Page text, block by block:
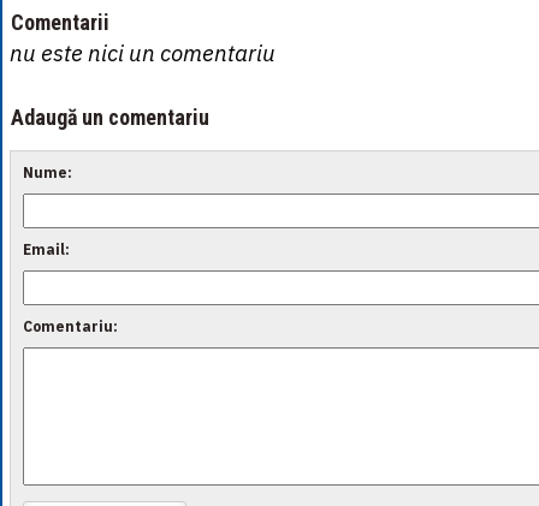
Comentarii
nu este nici un comentariu
Adaugă un comentariu
Nume:
Email:
Comentariu: